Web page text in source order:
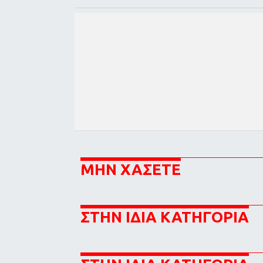
ΜΗΝ ΧΑΣΕΤΕ
ΣΤΗΝ ΙΔΙΑ ΚΑΤΗΓΟΡΙΑ